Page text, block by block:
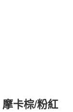
卡棕/粉紅